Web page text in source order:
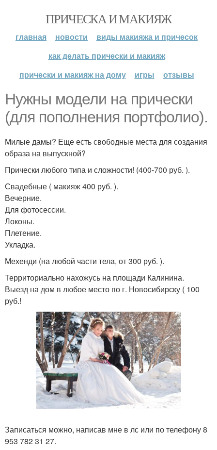
ПРИЧЕСКА И МАКИЯЖ
главная новости
виды макияжа и причесок
как делать прически и макияж
прически и макияж на дому
игры отзывы
Нужны модели на прически
(для пополнения портфолио).
Милые дамы? Еще есть свободные места для создания
образа на выпускной?
Прически любого типа и сложности! (400-700 руб. ).
Свадебные ( макияж 400 руб. ).
Вечерние.
Для фотосессии.
Локоны.
Плетение.
Укладка.
Мехенди (на любой части тела, от 300 руб. ).
Территориально нахожусь на площади Калинина.
Выезд на дом в любое место по г. Новосибирску ( 100
руб.!
Записаться можно, написав мне в лс или по телефону 8
953 782 31 27.